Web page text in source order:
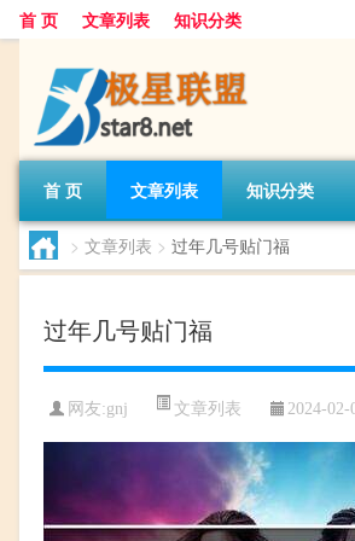
首 页 文章列表 知识分类
首 页 文章列表 知识分类
> 文章列表 > 过年几号贴门福
过年几号贴门福
网友:gnj 文章列表 2024-02-